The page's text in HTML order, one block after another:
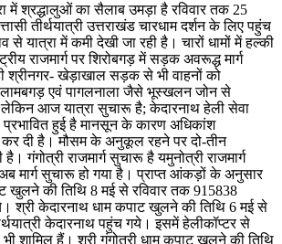
में श्रद्धालुओं का सैलाब उमड़ा है रविवार तक 25
तीर्थयात्री उत्तराखंड चारधाम दर्शन के लिए पहुंच
यात्रा में कमी देखी जा रही है। चारों धामों में हल्की
राजमार्ग पर शिरोबगड़ में सड़क अवरूद्ध मार्ग
श्रीनगर- खेड़ाखाल सड़क से भी वाहनों को
एवं पागलनाला जैसे भूस्खलन जोन से
लेकिन आज यात्रा सुचारू है; केदारनाथ हेली सेवा
हुई है मानसून के कारण अधिकांश
कर दी है। मौसम के अनुकूल रहने पर दो-तीन
गंगोत्री राजमार्ग सुचारू है यमुनोत्री राजमार्ग
मार्ग सुचारू हो गया है। प्राप्त आंकड़ों के अनुसार
खुलने की तिथि 8 मई से रविवार तक 915838
श्री केदारनाथ धाम कपाट खुलने की तिथि 6 मई से
केदारनाथ पहुंच गये। इसमें हेलीकॉप्टर से
भी शामिल हैं। श्री गंगोत्री धाम कपाट खुलने की तिथि